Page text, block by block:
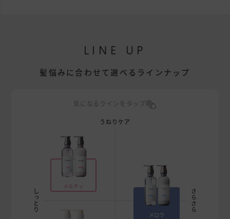
LINE UP
髪悩みに合わせて選べるラインナップ
気になるラインをタップ
うねりケア
しっとり さらさら
メルティ
メロウ